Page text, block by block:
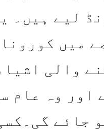
لیے ہیں۔
میں کورونا
والی
اور وہ عام
جائے